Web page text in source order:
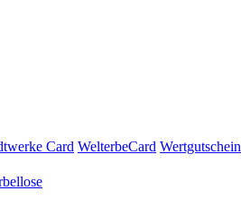
Card WelterbeCard Wertgutschein